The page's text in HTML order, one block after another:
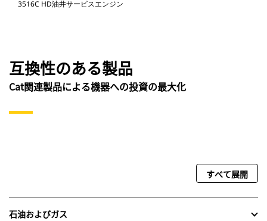
3516C HD油井サービスエンジン
互換性のある製品
Cat関連製品による機器への投資の最大化
すべて展開
石油およびガス